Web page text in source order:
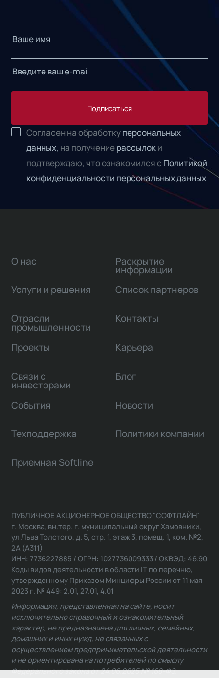
Подписаться
Согласен на обработкуперсональных
данных, на получениерассылоки
подтверждаю, что ознакомился с Политикой
конфиденциальности персональных данных
О нас
Услуги и решения
Отрасли
промышленности
Проекты
Связи с
инвесторами
Раскрытие
информации
Список партнеров
Контакты
Карьера
Блог
События Новости
Техподдержка Политики компании
Приемная Softline
ПУБЛИЧНОЕ АКЦИОНЕРНОЕ ОБЩЕСТВО "СОФТЛАЙН"
г. Москва, вн.тер. г. муниципальный округ Хамовники,
ул Льва Толстого, д. 5, стр. 1, этаж 3, помещ. 1, ком. №2,
2А (А311)
ИНН: 7736227885 / ОГРН: 1027736009333 / ОКВЭД: 46.90
Коды видов деятельности в области IT по перечню,
утвержденному Приказом Минцифры России от 11 мая
2023 г. № 449: 2.01, 27.01, 4.01
Информация, представленная на сайте, носит
исключительно справочный и ознакомительный
характер, не предназначена для личных, семейных,
домашних и иных нужд, не связанных с
осуществлением предпринимательской деятельности
и не ориентирована на потребителей по смыслу
Федерального закона от 24.06.2025 № 168-ФЗ.